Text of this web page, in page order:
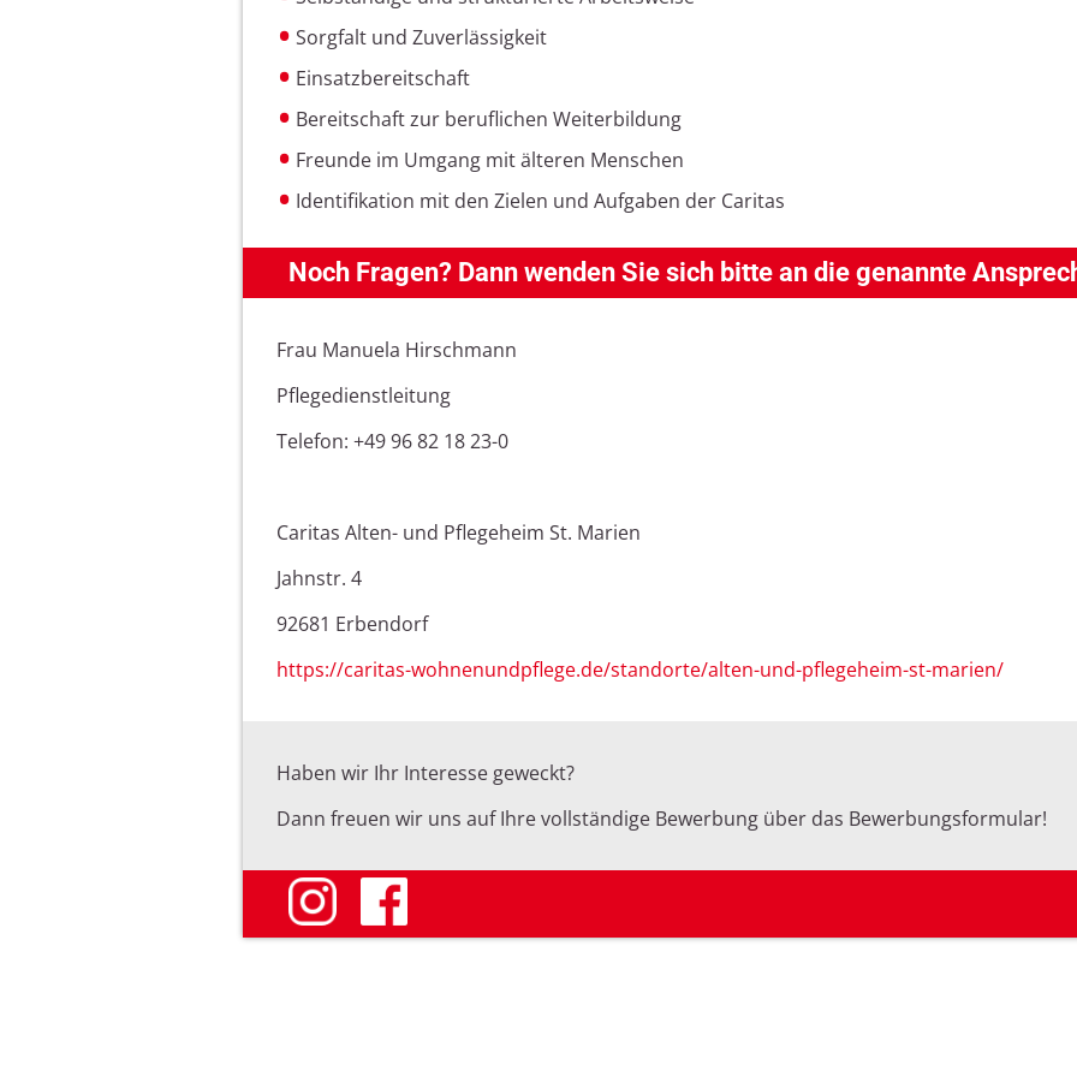
Sorgfalt und Zuverlässigkeit
Einsatzbereitschaft
Bereitschaft zur beruflichen Weiterbildung
Freunde im Umgang mit älteren Menschen
Identifikation mit den Zielen und Aufgaben der Caritas
Noch Fragen? Dann wenden Sie sich bitte an die genannte
Frau Manuela Hirschmann
Pflegedienstleitung
Telefon: +49 96 82 18 23-0
Caritas Alten- und Pflegeheim St. Marien
Jahnstr. 4
92681 Erbendorf
https://caritas-wohnenundpflege.de/standorte/alten-und-pflegeheim-st-marien/
Haben wir Ihr Interesse geweckt?
Dann freuen wir uns auf Ihre vollständige Bewerbung über das Bewerbungsformular!